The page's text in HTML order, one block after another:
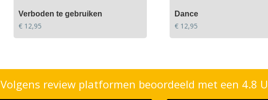
Verboden te gebruiken
€12,95
Dance
€ 12,95
Volgens review platformen beoordeeld met een 4.8